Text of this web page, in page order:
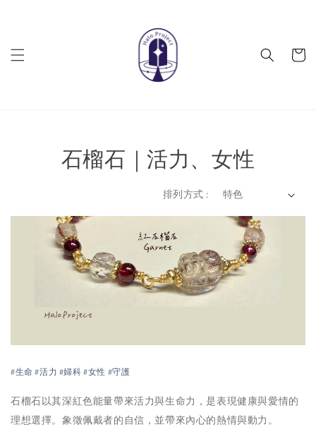
石榴石｜活力、女性
排列方式 :
#生命 #活力 #婦科 #女性 #守護
石榴石以其深紅色能量帶來活力與生命力，是表現健康與愛情的
理想選擇。象徵佩戴者的自信，並帶來內心的熱情與動力。